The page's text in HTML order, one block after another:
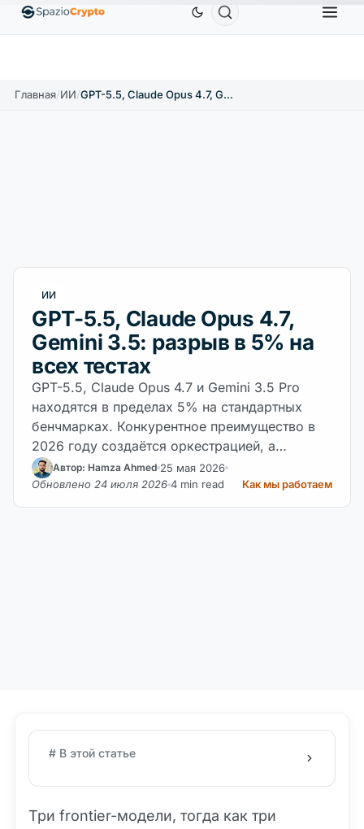
EthereumETH1 880,58 $ Tether USDT0,9991 $ BNBBNB
Главная/ИИ/ GPT-5.5, Claude Opus 4.7, Gemini 3.5: разрыв в 5% на всех тестах
ИИ
GPT-5.5, Claude Opus 4.7,
Gemini 3.5: разрыв в 5% на
всех тестах
GPT-5.5, Claude Opus 4.7 и Gemini 3.5 Pro
находятся в пределах 5% на стандартных
бенчмарках. Конкурентное преимущество в
2026 году создаётся оркестрацией, а…
Автор: Hamza Ahmed 25 мая 2026
Обновлено 24 июля 2026 4 min read Как мы работаем
# В этой статье
Три frontier-модели, тогда как три